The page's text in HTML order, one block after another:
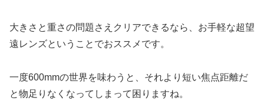
大きさと重さの問題さえクリアできるなら、お手軽な超望
遠レンズということでおススメです。
一度600mmの世界を味わうと、それより短い焦点距離だ
と物足りなくなってしまって困りますね。